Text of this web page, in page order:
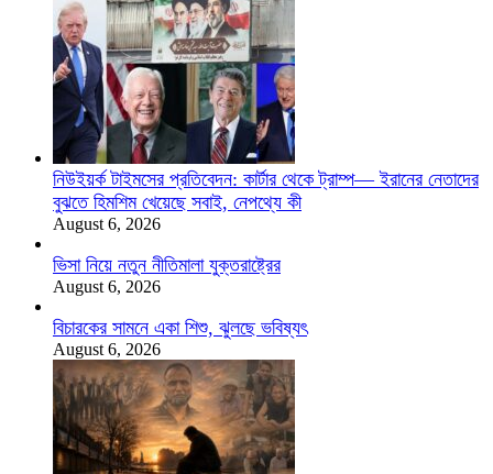
নিউইয়র্ক টাইমসের প্রতিবেদন: কার্টার থেকে ট্রাম্প— ইরানের নেতাদের
বুঝতে হিমশিম খেয়েছে সবাই, নেপথ্যে কী
August 6, 2026
ভিসা নিয়ে নতুন নীতিমালা যুক্তরাষ্ট্রের
August 6, 2026
বিচারকের সামনে একা শিশু, ঝুলছে ভবিষ্যৎ
August 6, 2026